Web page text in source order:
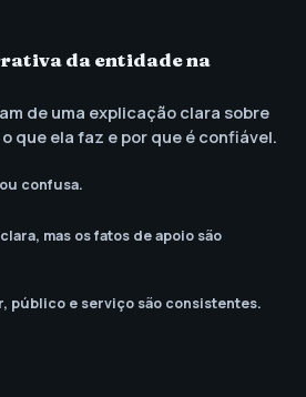
da entidade na
de uma explicação clara sobre
que ela faz e por que é confiável.
confusa.
mas os fatos de apoio são
público e serviço são consistentes.